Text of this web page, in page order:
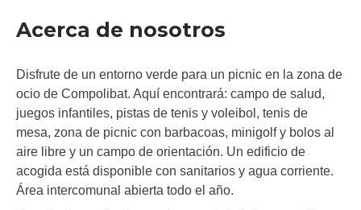
Acerca de nosotros
Disfrute de un entorno verde para un picnic en la zona de
ocio de Compolibat. Aquí encontrará: campo de salud,
juegos infantiles, pistas de tenis y voleibol, tenis de
mesa, zona de picnic con barbacoas, minigolf y bolos al
aire libre y un campo de orientación. Un edificio de
acogida está disponible con sanitarios y agua corriente.
Área intercomunal abierta todo el año.